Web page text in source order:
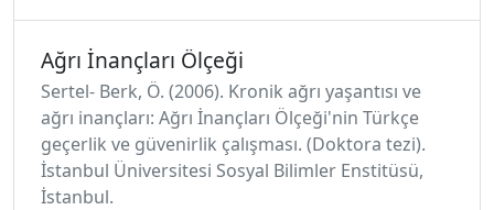
Ağrı İnançları Ölçeği
Sertel- Berk, Ö. (2006). Kronik ağrı yaşantısı ve
ağrı inançları: Ağrı İnançları Ölçeği'nin Türkçe
geçerlik ve güvenirlik çalışması. (Doktora tezi).
İstanbul Üniversitesi Sosyal Bilimler Enstitüsü,
İstanbul.